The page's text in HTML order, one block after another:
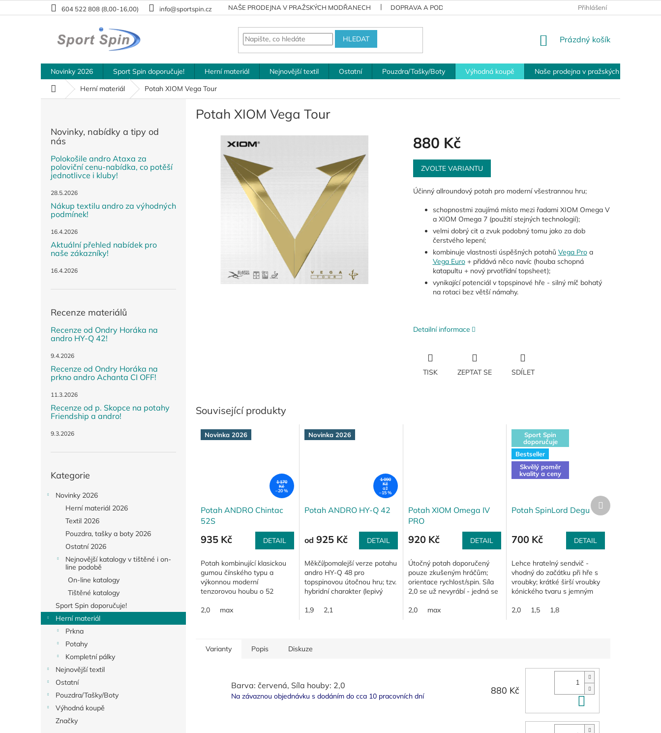
na
604 522 808 (8,00-16,00) info@sportspin.cz NAŠE PRODEJNA V PRAŽSKÝCH MODŘANECH DOPRAVA A PODMÍNKY PRO VRÁCENÍ ZBOŽÍ PLATEBNÍ MOŽNOSTI
Přihlášení
HLEDAT
NÁKUPNÍ
Prázdný košík
Novinky 2026 Sport Spin doporučuje! Herní materiál Nejnovější textil Ostatní Pouzdra/Tašky/Boty Výhodná koupě
Naše prodejna v pražských Modřanech
Domů
Herní materiál Potah XIOM Vega Tour
Novinky, nabídky a tipy od
nás
Polokošile andro Ataxa za
poloviční cenu-nabídka, co potěší
jednotlivce i kluby!
28.5.2026
Nákup textilu andro za výhodných
podmínek!
16.4.2026
Aktuální přehled nabídek pro
naše zákazníky!
16.4.2026
Recenze materiálů
Recenze od Ondry Horáka na
andro HY-Q 42!
9.4.2026
Recenze od Ondry Horáka na
prkno andro Achanta CI OFF!
11.3.2026
Recenze od p. Skopce na potahy
Friendship a andro!
9.3.2026
kategorie
Kategorie
Novinky 2026
Herní materiál 2026
Textil 2026
Pouzdra, tašky a boty 2026
Ostatní 2026
Nejnovější katalogy v tištěné i on-
line podobě
On-line katalogy
Tištěné katalogy
Sport Spin doporučuje!
Herní materiál
Prkna
Potahy
Kompletní pálky
Nejnovější textil
Ostatní
Pouzdra/Tašky/Boty
Výhodná koupě
Značky
Potah XIOM Vega Tour
880 Kč
Měrná
cena:
ZVOLTE VARIANTU
Účinný allroundový potah pro moderní všestrannou hru;
schopnostmi zaujímá místo mezi řadami XIOM Omega V
a XIOM Omega 7 (použití stejných technologií);
velmi dobrý cit a zvuk podobný tomu jako za dob
čerstvého lepení;
kombinuje vlastnosti úspěšných potahů Vega Proa
Vega Euro+ přidává něco navíc (houba schopná
katapultu + nový prvotřídní topsheet);
vynikající potenciál v topspinové hře - silný míč bohatý
na rotaci bez větší námahy.
Detailní informace
TISK ZEPTAT SE SDÍLET
Související produkty
Novinka 2026
1 170
Kč
–20 %
Potah ANDRO Chintac
52S
935 Kč DETAIL
Potah kombinující klasickou
gumou čínského typu a
výkonnou moderní
tenzorovou houbu o 52
v krátké hře, vysoká
2,0 max
Novinka 2026
1 090
Kč
až
–15 %
Potah ANDRO HY-Q 42
od 925 Kč DETAIL
Měkčí/pomalejší verze potahu
andro HY-Q 48 pro
topspinovou útočnou hru; tzv.
hybridní charakter (lepivý
nakonec - název potahu se
1,9 2,1
Potah XIOM Omega IV
PRO
920 Kč DETAIL
Útočný potah doporučený
pouze zkušeným hráčům;
orientace rychlost/spin. Síla
2,0 se už nevyrábí - jedná se
2,0
max
Sport Spin
doporučuje
Bestseller
Skvělý poměr
kvality a ceny
Potah SpinLord Degu
700 Kč DETAIL
Lehce hratelný sendvič -
vhodný do začátku při hře s
vroubky; krátké širší vroubky
kónického tvaru s jemným
potah Degu maximálně
2,0 1,5 1,8
Další
produkt
Varianty Popis Diskuze
Barva: červená, Síla houby: 2,0
Na závaznou objednávku s dodáním do cca 10 pracovních dní
880 Kč